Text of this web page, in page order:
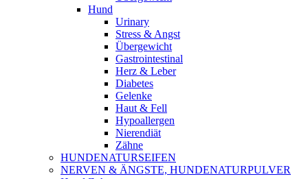
Hund
Urinary
Stress & Angst
Übergewicht
Gastrointestinal
Herz & Leber
Diabetes
Gelenke
Haut & Fell
Hypoallergen
Nierendiät
Zähne
HUNDENATURSEIFEN
NERVEN & ÄNGSTE, HUNDENATURPULVER